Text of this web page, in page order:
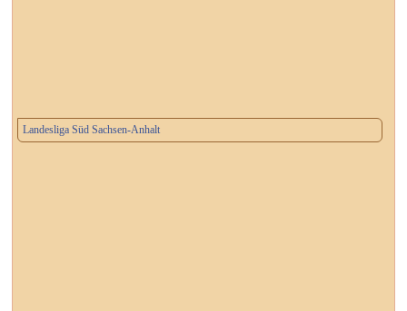
Landesliga Süd Sachsen-Anhalt